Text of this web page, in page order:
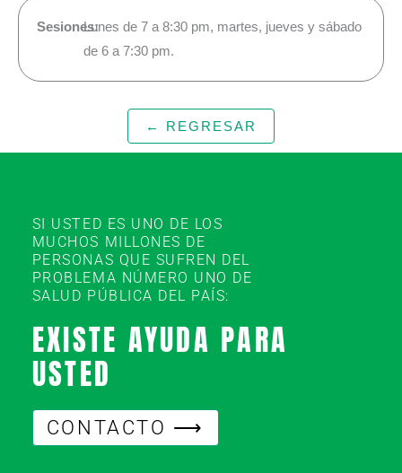
Sesiones:Lunes de 7 a 8:30 pm, martes, jueves y sábado
de 6 a 7:30 pm.
← REGRESAR
SI USTED ES UNO DE LOS
MUCHOS MILLONES DE
PERSONAS QUE SUFREN DEL
PROBLEMA NÚMERO UNO DE
SALUD PÚBLICA DEL PAÍS:
EXISTE AYUDA PARA
USTED
CONTACTO ⟶